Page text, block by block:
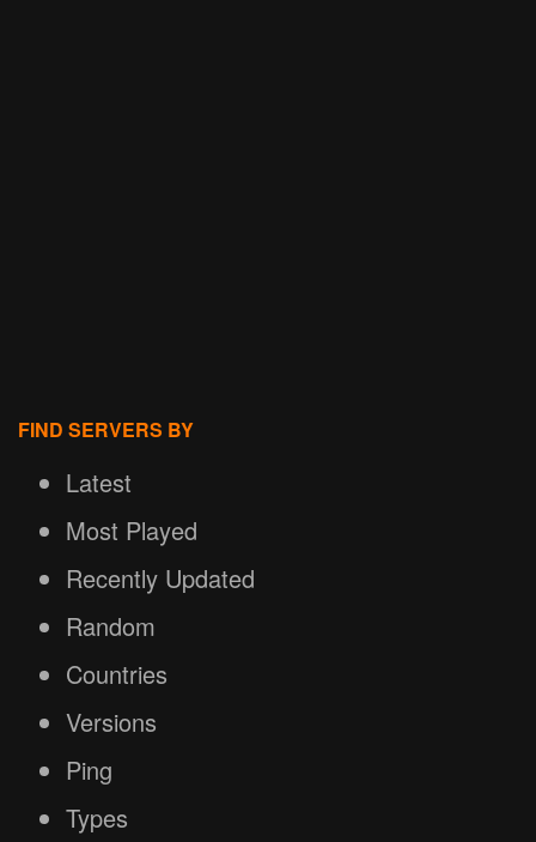
FIND SERVERS BY
Latest
Most Played
Recently Updated
Random
Countries
Versions
Ping
Types